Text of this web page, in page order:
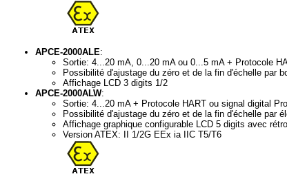
APCE-2000ALE:
Sortie: 4...20 mA, 0...20 mA ou 0...5 mA + Protocole
Possibilité d'ajustage du zéro et de la fin d'échelle par
Affichage LCD 3 digits 1/2
APCE-2000ALW:
Sortie: 4...20 mA + Protocole HART ou signal digital
Possibilité d'ajustage du zéro et de la fin d'échelle par
Affichage graphique configurable LCD 5 digits avec
Version ATEX: II 1/2G EEx ia IIC T5/T6